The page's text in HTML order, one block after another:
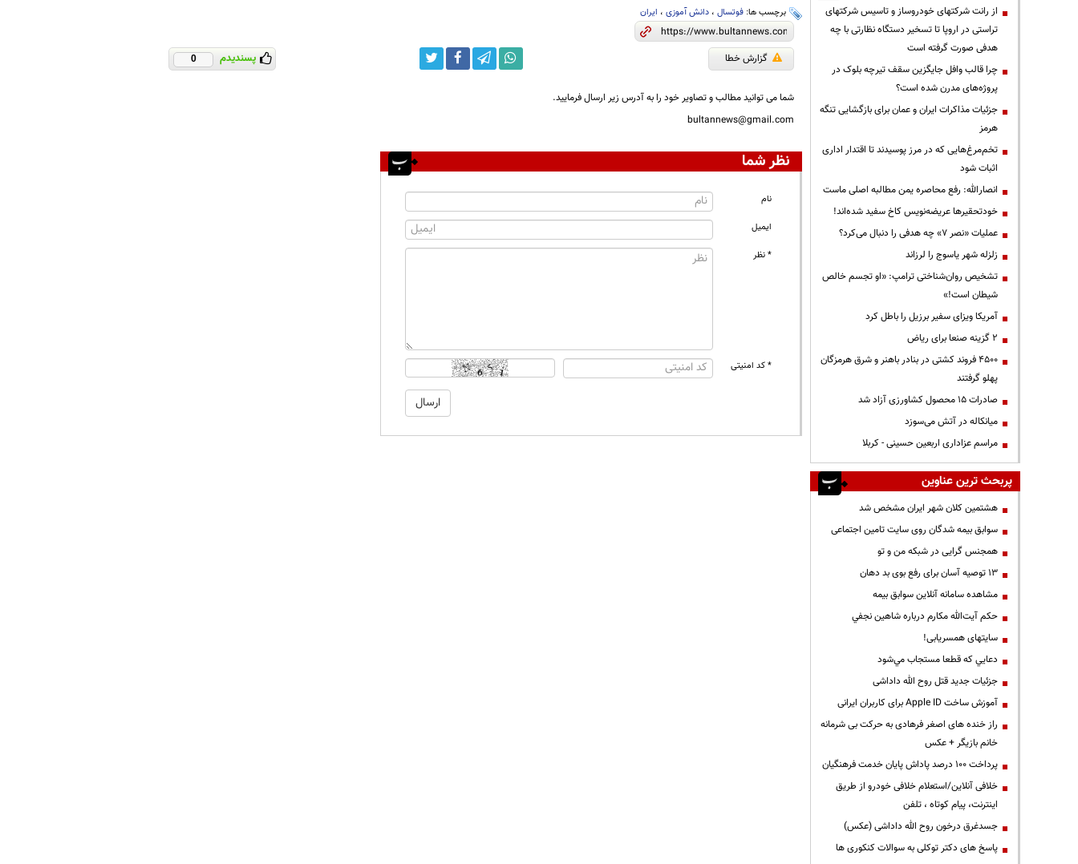
برچسب ها: فوتسال، دانش آموزی، ایران
گزارش خطا پسندیدم 0
شما می توانید مطالب و تصاویر خود را به آدرس زیر ارسال فرمایید.
bultannews@gmail.com
نظر شما
نام
ایمیل
* نظر
* کد امنیتی
از رانت‌ شرکتهای خودروساز و تاسیس شرکتهای
تراستی در اروپا تا تسخیر دستگاه نظارتی با چه
هدفی صورت گرفته است
چرا قالب وافل جایگزین سقف تیرچه بلوک در
پروژه‌های مدرن شده است؟
جزئیات مذاکرات ایران و عمان برای بازگشایی تنگه
هرمز
تخم‌مرغ‌هایی که در مرز پوسیدند تا اقتدار اداری
اثبات شود
انصارالله: رفع محاصره یمن مطالبه اصلی ماست
خودتحقیرها عریضه‌نویس کاخ سفید شده‌اند!
عملیات «نصر ۷» چه هدفی را دنبال می‌کرد؟
زلزله شهر یاسوج را لرزاند
تشخیص روان‌شناختی ترامپ: «او تجسم خالص
شیطان است!»
آمریکا ویزای سفیر برزیل را باطل کرد
۲ گزینه صنعا برای ریاض
۴۵۰۰ فروند کشتی در بنادر باهنر و شرق هرمزگان
پهلو گرفتند
صادرات ۱۵ محصول کشاورزی آزاد شد
میانکاله در آتش می‌سوزد
مراسم عزاداری اربعین حسینی - کربلا
پربحث ترین عناوین
هشتمین کلان شهر ایران مشخص شد
سوابق بیمه شدگان روی سایت تامین اجتماعی
همجنس گرایی در شبکه من و تو
13 توصیه آسان برای رفع بوی بد دهان
مشاهده سامانه آنلاين سوابق بیمه
حكم آيت‌الله مكارم درباره شاهين نجفي
سایتهای همسریابی!
دعايي كه قطعا مستجاب مي‌شود
جزئیات جدید قتل روح الله داداشی
آموزش ساخت Apple ID برای کاربران ایرانی
راز خنده های اصغر فرهادی به حرکت بی شرمانه
خانم بازیگر + عکس
پرداخت ۱۰۰ درصد پاداش پایان خدمت فرهنگیان
خلافی آنلاین/استعلام خلافی خودرو از طریق
اینترنت، پیام کوتاه ، تلفن
جسدغرق درخون روح الله داداشی (عکس)
پاسخ های دکتر توکلی به سوالات کنکوری ها